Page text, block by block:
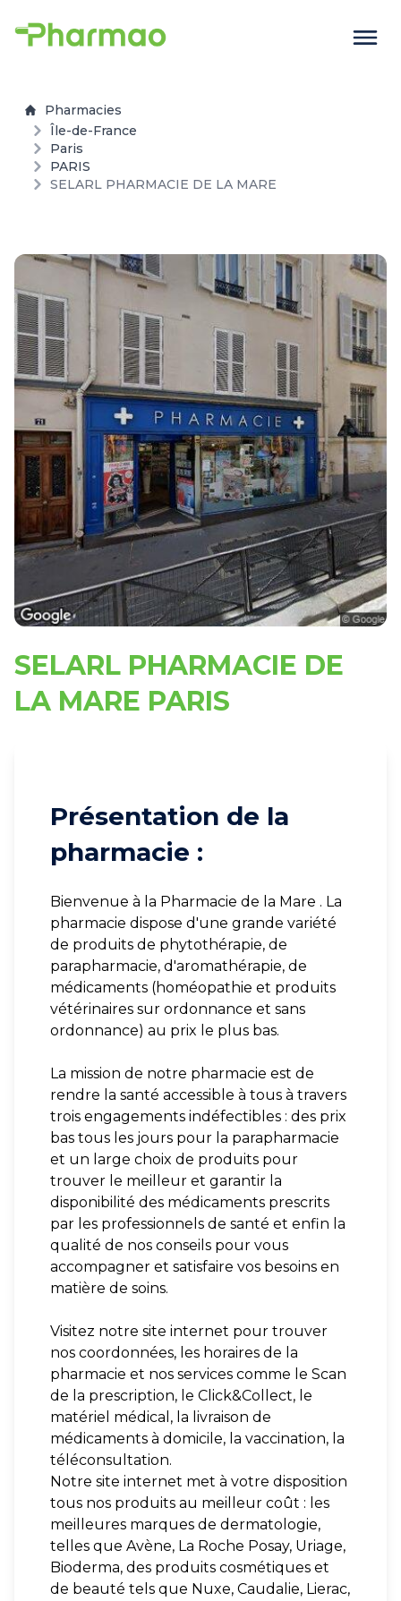
Pharmacies
Île-de-France
Paris
PARIS
SELARL PHARMACIE DE LA MARE
SELARL PHARMACIE DE
LA MARE PARIS
Présentation de la
pharmacie :
Bienvenue à la Pharmacie de la Mare . La
pharmacie dispose d'une grande variété
de produits de phytothérapie, de
parapharmacie, d'aromathérapie, de
médicaments (homéopathie et produits
vétérinaires sur ordonnance et sans
ordonnance) au prix le plus bas.
La mission de notre pharmacie est de
rendre la santé accessible à tous à travers
trois engagements indéfectibles : des prix
bas tous les jours pour la parapharmacie
et un large choix de produits pour
trouver le meilleur et garantir la
disponibilité des médicaments prescrits
par les professionnels de santé et enfin la
qualité de nos conseils pour vous
accompagner et satisfaire vos besoins en
matière de soins.
Visitez notre site internet pour trouver
nos coordonnées, les horaires de la
pharmacie et nos services comme le Scan
de la prescription, le Click&Collect, le
matériel médical, la livraison de
médicaments à domicile, la vaccination, la
téléconsultation.
Notre site internet met à votre disposition
tous nos produits au meilleur coût : les
meilleures marques de dermatologie,
telles que Avène, La Roche Posay, Uriage,
Bioderma, des produits cosmétiques et
de beauté tels que Nuxe, Caudalie, Lierac,